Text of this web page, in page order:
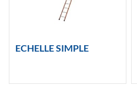
ECHELLE SIMPLE